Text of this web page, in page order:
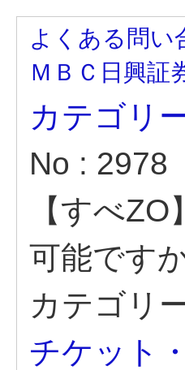
よくある問い
ＭＢＣ日興証
カテゴリ
No : 2978
【すべ
可能です
カテゴリ
チケット